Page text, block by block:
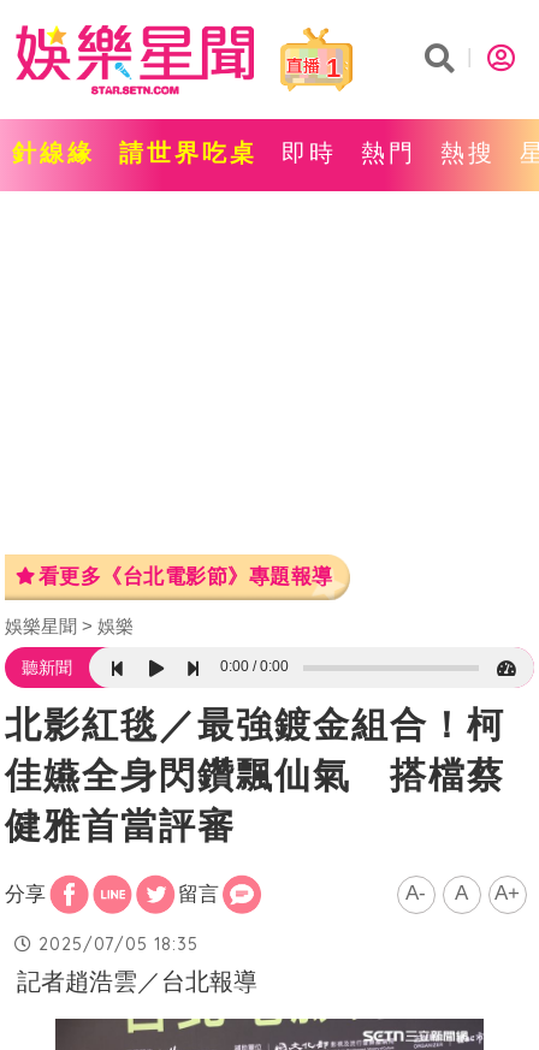
1
針線緣 請世界吃桌 即時 熱門 熱搜
看更多《台北電影節》專題報導
娛樂星聞 娛樂
聽新聞 0:00 0:00
北影紅毯／最強鍍金組合！柯
佳嬿全身閃鑽飄仙氣 搭檔蔡
健雅首當評審
分享 留言 A- A A+
2025/07/05 18:35
記者趙浩雲／台北報導